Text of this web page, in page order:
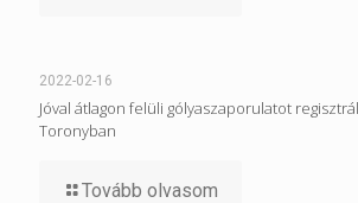
2022-02-16
Jóval átlagon felüli gólyaszaporulatot
Toronyban
Tovább olvasom